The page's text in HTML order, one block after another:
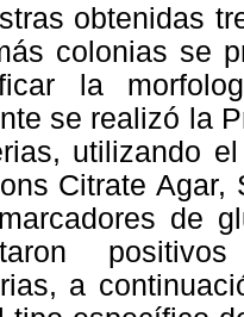
obtenidas
colonias se
la
se realizó la
utilizando
Citrate
de
a